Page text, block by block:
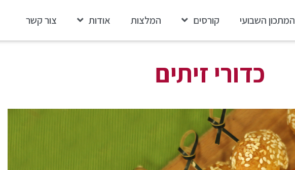
המתכון השבועי קורסים המלצות אודות צור קשר
כדורי זיתים